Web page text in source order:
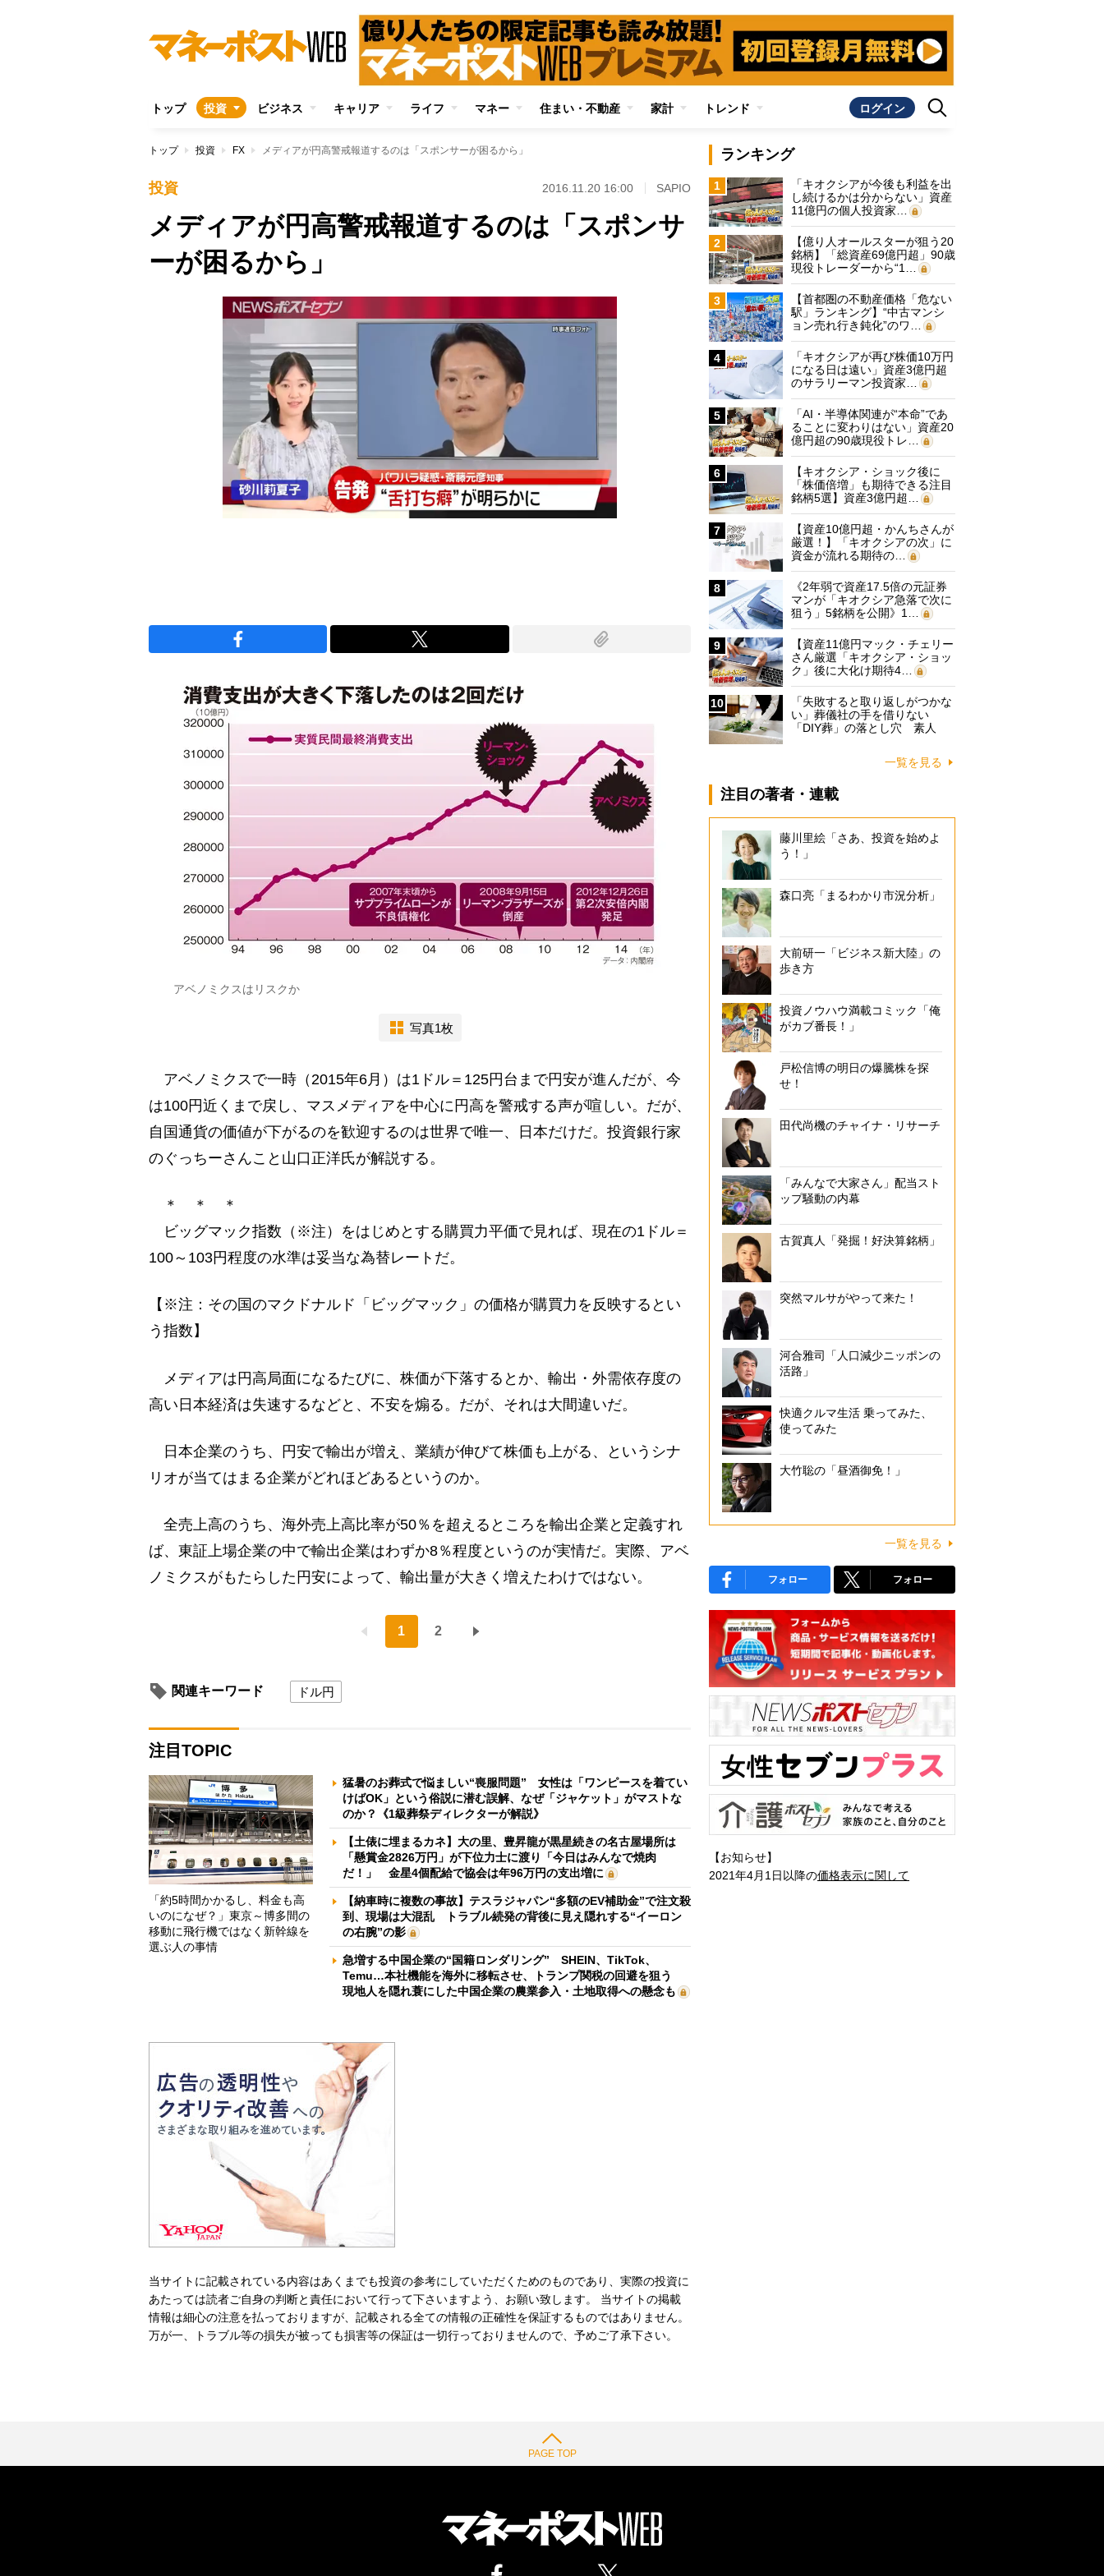
トップ 投資 ビジネス キャリア ライフ マネー 住まい・不動産 家計 トレンド ログイン
トップ 投資 FX メディアが円高警戒報道するのは「スポンサーが困るから」
投資 2016.11.20 16:00 SAPIO
メディアが円高警戒報道するのは「スポンサ
ーが困るから」
アベノミクスはリスクか
写真1枚
アベノミクスで一時（2015年6月）は1ドル＝125円台まで円安が進んだが、今
は100円近くまで戻し、マスメディアを中心に円高を警戒する声が喧しい。だが、
自国通貨の価値が下がるのを歓迎するのは世界で唯一、日本だけだ。投資銀行家
のぐっちーさんこと山口正洋氏が解説する。
＊ ＊ ＊
ビッグマック指数（※注）をはじめとする購買力平価で見れば、現在の1ドル＝
100～103円程度の水準は妥当な為替レートだ。
【※注：その国のマクドナルド「ビッグマック」の価格が購買力を反映するとい
う指数】
メディアは円高局面になるたびに、株価が下落するとか、輸出・外需依存度の
高い日本経済は失速するなどと、不安を煽る。だが、それは大間違いだ。
日本企業のうち、円安で輸出が増え、業績が伸びて株価も上がる、というシナ
リオが当てはまる企業がどれほどあるというのか。
全売上高のうち、海外売上高比率が50％を超えるところを輸出企業と定義すれ
ば、東証上場企業の中で輸出企業はわずか8％程度というのが実情だ。実際、アベ
ノミクスがもたらした円安によって、輸出量が大きく増えたわけではない。
1 2
関連キーワード ドル円
注目TOPIC
「約5時間かかるし、料金も高
いのになぜ？」東京～博多間の
移動に飛行機ではなく新幹線を
選ぶ人の事情
猛暑のお葬式で悩ましい“喪服問題” 女性は「ワンピースを着てい
けばOK」という俗説に潜む誤解、なぜ「ジャケット」がマストな
のか？《1級葬祭ディレクターが解説》
【土俵に埋まるカネ】大の里、豊昇龍が黒星続きの名古屋場所は
「懸賞金2826万円」が下位力士に渡り「今日はみんなで焼肉
だ！」 金星4個配給で協会は年96万円の支出増に
【納車時に複数の事故】テスラジャパン“多額のEV補助金”で注文殺
到、現場は大混乱 トラブル続発の背後に見え隠れする“イーロン
の右腕”の影
急増する中国企業の“国籍ロンダリング” SHEIN、TikTok、
Temu…本社機能を海外に移転させ、トランプ関税の回避を狙う
現地人を隠れ蓑にした中国企業の農業参入・土地取得への懸念も
当サイトに記載されている内容はあくまでも投資の参考にしていただくためのものであり、実際の投資に
あたっては読者ご自身の判断と責任において行って下さいますよう、お願い致します。 当サイトの掲載
情報は細心の注意を払っておりますが、記載される全ての情報の正確性を保証するものではありません。
万が一、トラブル等の損失が被っても損害等の保証は一切行っておりませんので、予めご了承下さい。
ランキング
1
「キオクシアが今後も利益を出
し続けるかは分からない」資産
11億円の個人投資家…
2
【億り人オールスターが狙う20
銘柄】「総資産69億円超」90歳
現役トレーダーから“1…
3
【首都圏の不動産価格「危ない
駅」ランキング】“中古マンシ
ョン売れ行き鈍化”のワ…
4
「キオクシアが再び株価10万円
になる日は遠い」資産3億円超
のサラリーマン投資家…
5
「AI・半導体関連が“本命”であ
ることに変わりはない」資産20
億円超の90歳現役トレ…
6
【キオクシア・ショック後に
「株価倍増」も期待できる注目
銘柄5選】資産3億円超…
7
【資産10億円超・かんちさんが
厳選！】「キオクシアの次」に
資金が流れる期待の…
8
《2年弱で資産17.5倍の元証券
マンが「キオクシア急落で次に
狙う」5銘柄を公開》1…
9
【資産11億円マック・チェリー
さん厳選「キオクシア・ショッ
ク」後に大化け期待4…
10
「失敗すると取り返しがつかな
い」葬儀社の手を借りない
「DIY葬」の落とし穴 素人
一覧を見る
注目の著者・連載
藤川里絵「さあ、投資を始めよ
う！」
森口亮「まるわかり市況分析」
大前研一「ビジネス新大陸」の
歩き方
投資ノウハウ満載コミック「俺
がカブ番長！」
戸松信博の明日の爆騰株を探
せ！
田代尚機のチャイナ・リサーチ
「みんなで大家さん」配当スト
ップ騒動の内幕
古賀真人「発掘！好決算銘柄」
突然マルサがやって来た！
河合雅司「人口減少ニッポンの
活路」
快適クルマ生活 乗ってみた、
使ってみた
大竹聡の「昼酒御免！」
一覧を見る
フォロー フォロー
【お知らせ】
2021年4月1日以降の価格表示に関して
PAGE TOP